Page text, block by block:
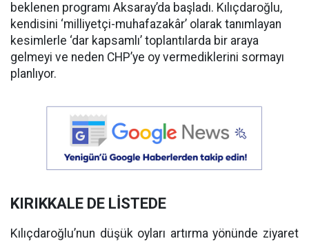
beklenen programı Aksaray’da başladı. Kılıçdaroğlu,
kendisini ‘milliyetçi-muhafazakâr’ olarak tanımlayan
kesimlerle ‘dar kapsamlı’ toplantılarda bir araya
gelmeyi ve neden CHP’ye oy vermediklerini sormayı
planlıyor.
KIRIKKALE DE LİSTEDE
Kılıçdaroğlu’nun düşük oyları artırma yönünde ziyaret